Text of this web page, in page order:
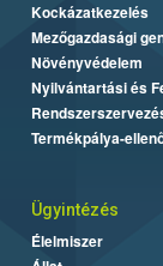
Kockázatkezelés
Mezőgazdasági
Növényvédelem
Nyilvántartási és
Termékpálya-
Ügyintézés
Élelmiszer